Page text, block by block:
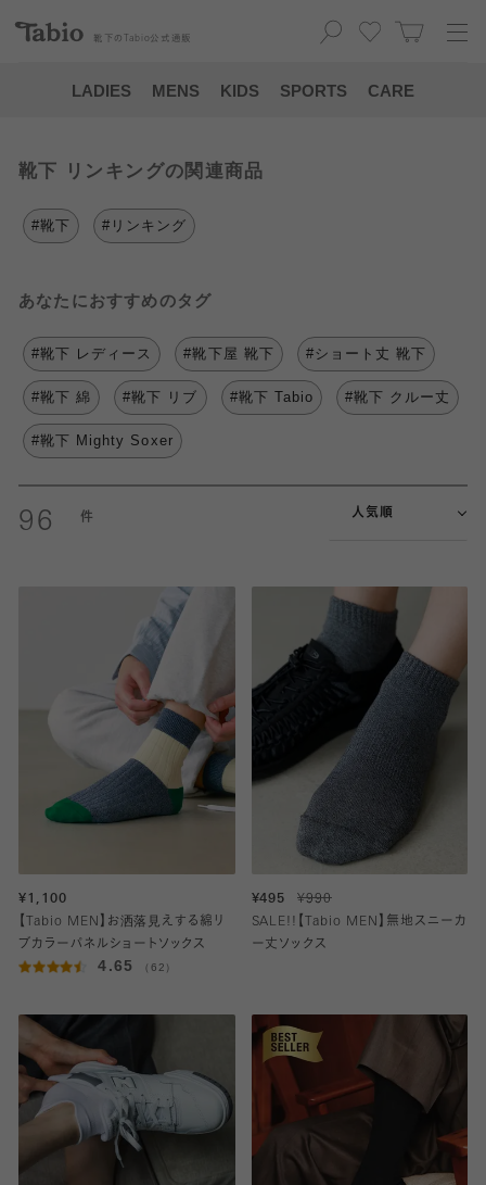
靴下の Tabio 公式通販
LADIES MENS KIDS SPORTS CARE
靴下 リンキングの関連商品
#靴下 #リンキング
あなたにおすすめのタグ
#靴下 レディース #靴下屋 靴下 #ショート丈 靴下
#靴下 綿 #靴下 リブ #靴下 Tabio #靴下 クルー丈
#靴下 Mighty Soxer
96 人気順
¥1,100
【Tabio MEN】お洒落見えする綿リ
ブカラーパネルショートソックス
4.65 （62）
¥495
¥990
SALE!!【Tabio MEN】無地スニーカ
ー丈ソックス